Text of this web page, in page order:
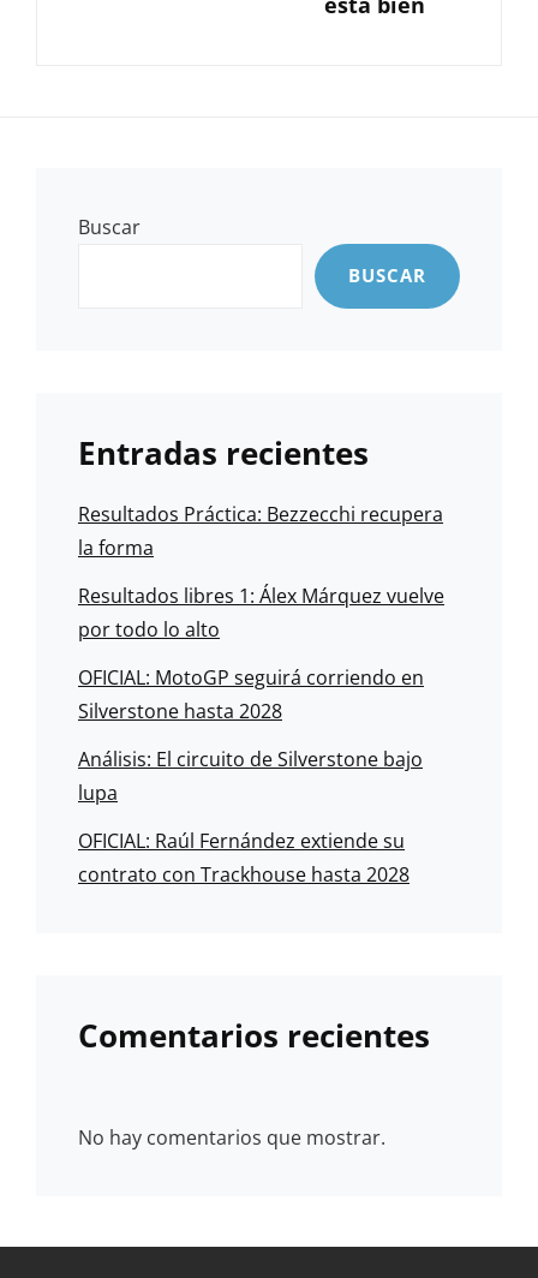
Buscar
BUSCAR
Entradas recientes
Resultados Práctica: Bezzecchi recupera
la forma
Resultados libres 1: Álex Márquez vuelve
por todo lo alto
OFICIAL: MotoGP seguirá corriendo en
Silverstone hasta 2028
Análisis: El circuito de Silverstone bajo
lupa
OFICIAL: Raúl Fernández extiende su
contrato con Trackhouse hasta 2028
Comentarios recientes
No hay comentarios que mostrar.